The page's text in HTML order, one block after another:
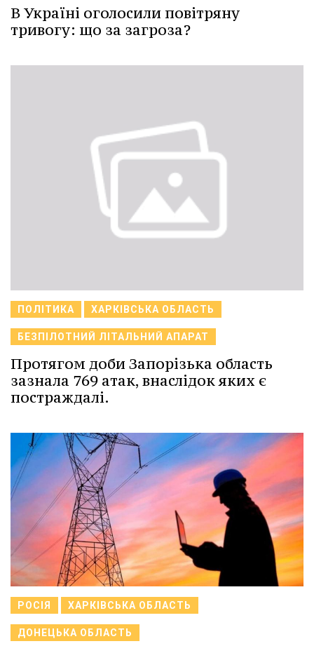
В Україні оголосили повітряну
тривогу: що за загроза?
ПОЛІТИКА ХАРКІВСЬКА ОБЛАСТЬ
БЕЗПІЛОТНИЙ ЛІТАЛЬНИЙ АПАРАТ
Протягом доби Запорізька область
зазнала 769 атак, внаслідок яких є
постраждалі.
РОСІЯ ХАРКІВСЬКА ОБЛАСТЬ
ДОНЕЦЬКА ОБЛАСТЬ